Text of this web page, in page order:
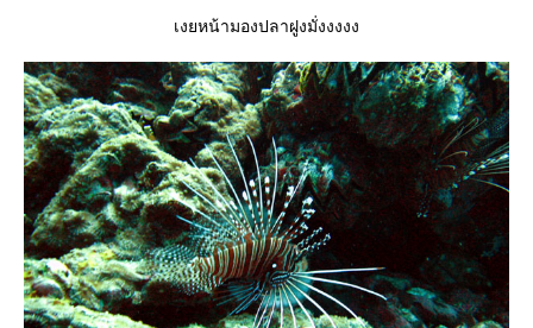
เงยหน้ามองปลาฝูงมั่งงงงง